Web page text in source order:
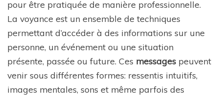
pour être pratiquée de manière professionnelle.
La voyance est un ensemble de techniques
permettant d’accéder à des informations sur une
personne, un événement ou une situation
présente, passée ou future. Ces messages peuvent
venir sous différentes formes: ressentis intuitifs,
images mentales, sons et même parfois des